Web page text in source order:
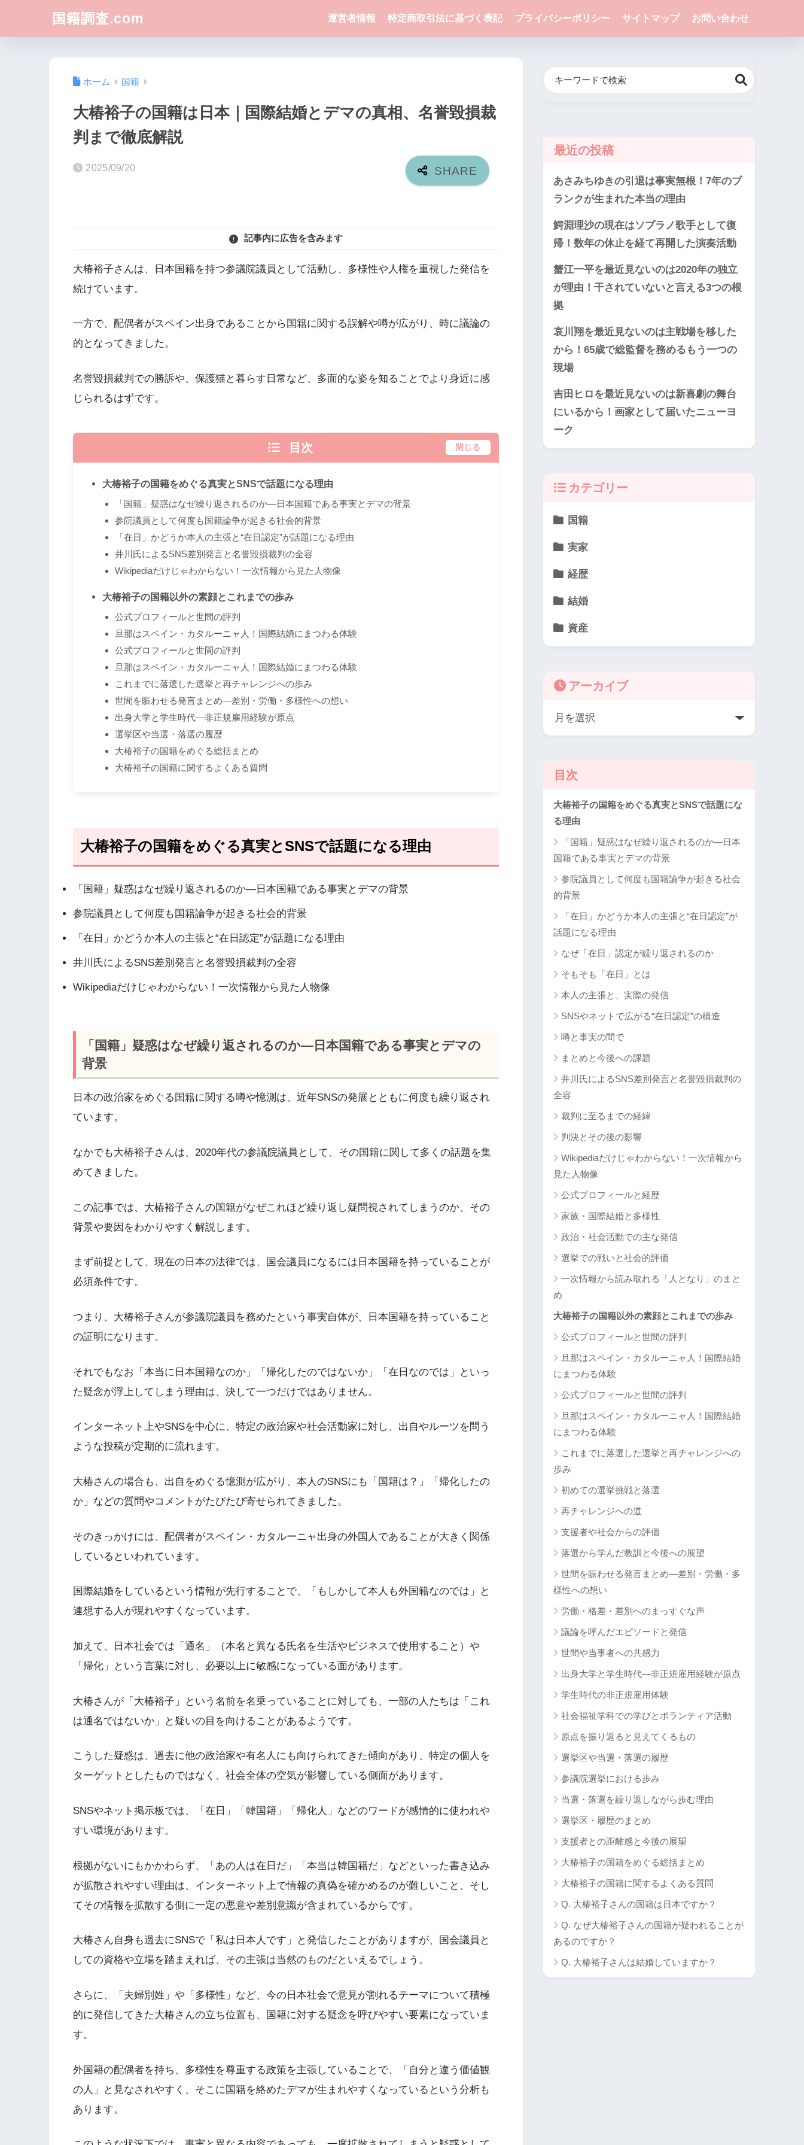
国籍調査.com 運営者情報 特定商取引法に基づく表記 プライバシーポリシー サイトマップ お問い合わせ
ホーム 国籍
大椿裕子の国籍は日本｜国際結婚とデマの真相、名誉毀損裁
判まで徹底解説
2025/09/20
記事内に広告を含みます
大椿裕子さんは、日本国籍を持つ参議院議員として活動し、多様性や人権を重視した発信を
続けています。
一方で、配偶者がスペイン出身であることから国籍に関する誤解や噂が広がり、時に議論の
的となってきました。
名誉毀損裁判での勝訴や、保護猫と暮らす日常など、多面的な姿を知ることでより身近に感
じられるはずです。
目次 閉じる
大椿裕子の国籍をめぐる真実とSNSで話題になる理由
「国籍」疑惑はなぜ繰り返されるのか―日本国籍である事実とデマの背景
参院議員として何度も国籍論争が起きる社会的背景
「在日」かどうか本人の主張と“在日認定”が話題になる理由
井川氏によるSNS差別発言と名誉毀損裁判の全容
Wikipediaだけじゃわからない！一次情報から見た人物像
大椿裕子の国籍以外の素顔とこれまでの歩み
公式プロフィールと世間の評判
旦那はスペイン・カタルーニャ人！国際結婚にまつわる体験
公式プロフィールと世間の評判
旦那はスペイン・カタルーニャ人！国際結婚にまつわる体験
これまでに落選した選挙と再チャレンジへの歩み
世間を賑わせる発言まとめ―差別・労働・多様性への想い
出身大学と学生時代―非正規雇用経験が原点
選挙区や当選・落選の履歴
大椿裕子の国籍をめぐる総括まとめ
大椿裕子の国籍に関するよくある質問
大椿裕子の国籍をめぐる真実とSNSで話題になる理由
「国籍」疑惑はなぜ繰り返されるのか―日本国籍である事実とデマの背景
参院議員として何度も国籍論争が起きる社会的背景
「在日」かどうか本人の主張と“在日認定”が話題になる理由
井川氏によるSNS差別発言と名誉毀損裁判の全容
Wikipediaだけじゃわからない！一次情報から見た人物像
「国籍」疑惑はなぜ繰り返されるのか―日本国籍である事実とデマの
背景
日本の政治家をめぐる国籍に関する噂や憶測は、近年SNSの発展とともに何度も繰り返され
ています。
なかでも大椿裕子さんは、2020年代の参議院議員として、その国籍に関して多くの話題を集
めてきました。
この記事では、大椿裕子さんの国籍がなぜこれほど繰り返し疑問視されてしまうのか、その
背景や要因をわかりやすく解説します。
まず前提として、現在の日本の法律では、国会議員になるには日本国籍を持っていることが
必須条件です。
つまり、大椿裕子さんが参議院議員を務めたという事実自体が、日本国籍を持っていること
の証明になります。
それでもなお「本当に日本国籍なのか」「帰化したのではないか」「在日なのでは」といっ
た疑念が浮上してしまう理由は、決して一つだけではありません。
インターネット上やSNSを中心に、特定の政治家や社会活動家に対し、出自やルーツを問う
ような投稿が定期的に流れます。
大椿さんの場合も、出自をめぐる憶測が広がり、本人のSNSにも「国籍は？」「帰化したの
か」などの質問やコメントがたびたび寄せられてきました。
そのきっかけには、配偶者がスペイン・カタルーニャ出身の外国人であることが大きく関係
しているといわれています。
国際結婚をしているという情報が先行することで、「もしかして本人も外国籍なのでは」と
連想する人が現れやすくなっています。
加えて、日本社会では「通名」（本名と異なる氏名を生活やビジネスで使用すること）や
「帰化」という言葉に対し、必要以上に敏感になっている面があります。
大椿さんが「大椿裕子」という名前を名乗っていることに対しても、一部の人たちは「これ
は通名ではないか」と疑いの目を向けることがあるようです。
こうした疑惑は、過去に他の政治家や有名人にも向けられてきた傾向があり、特定の個人を
ターゲットとしたものではなく、社会全体の空気が影響している側面があります。
SNSやネット掲示板では、「在日」「韓国籍」「帰化人」などのワードが感情的に使われや
すい環境があります。
根拠がないにもかかわらず、「あの人は在日だ」「本当は韓国籍だ」などといった書き込み
が拡散されやすい理由は、インターネット上で情報の真偽を確かめるのが難しいこと、そし
てその情報を拡散する側に一定の悪意や差別意識が含まれているからです。
大椿さん自身も過去にSNSで「私は日本人です」と発信したことがありますが、国会議員と
しての資格や立場を踏まえれば、その主張は当然のものだといえるでしょう。
さらに、「夫婦別姓」や「多様性」など、今の日本社会で意見が割れるテーマについて積極
的に発信してきた大椿さんの立ち位置も、国籍に対する疑念を呼びやすい要素になっていま
す。
外国籍の配偶者を持ち、多様性を尊重する政策を主張していることで、「自分と違う価値観
の人」と見なされやすく、そこに国籍を絡めたデマが生まれやすくなっているという分析も
あります。
最近の投稿
あさみちゆきの引退は事実無根！7年のブ
ランクが生まれた本当の理由
鰐淵理沙の現在はソプラノ歌手として復
帰！数年の休止を経て再開した演奏活動
蟹江一平を最近見ないのは2020年の独立
が理由！干されていないと言える3つの根
拠
哀川翔を最近見ないのは主戦場を移した
から！65歳で総監督を務めるもう一つの
現場
吉田ヒロを最近見ないのは新喜劇の舞台
にいるから！画家として届いたニューヨ
ーク
カテゴリー
国籍
実家
経歴
結婚
資産
アーカイブ
目次
大椿裕子の国籍をめぐる真実とSNSで話題にな
る理由
「国籍」疑惑はなぜ繰り返されるのか―日本
国籍である事実とデマの背景
参院議員として何度も国籍論争が起きる社会
的背景
「在日」かどうか本人の主張と“在日認定”が
話題になる理由
なぜ「在日」認定が繰り返されるのか
そもそも「在日」とは
本人の主張と、実際の発信
SNSやネットで広がる“在日認定”の構造
噂と事実の間で
まとめと今後への課題
井川氏によるSNS差別発言と名誉毀損裁判の
全容
裁判に至るまでの経緯
判決とその後の影響
Wikipediaだけじゃわからない！一次情報から
見た人物像
公式プロフィールと経歴
家族・国際結婚と多様性
政治・社会活動での主な発信
選挙での戦いと社会的評価
一次情報から読み取れる「人となり」のまと
め
大椿裕子の国籍以外の素顔とこれまでの歩み
公式プロフィールと世間の評判
旦那はスペイン・カタルーニャ人！国際結婚
にまつわる体験
公式プロフィールと世間の評判
旦那はスペイン・カタルーニャ人！国際結婚
にまつわる体験
これまでに落選した選挙と再チャレンジへの
歩み
初めての選挙挑戦と落選
再チャレンジへの道
支援者や社会からの評価
落選から学んだ教訓と今後への展望
世間を賑わせる発言まとめ―差別・労働・多
様性への想い
労働・格差・差別へのまっすぐな声
議論を呼んだエピソードと発信
世間や当事者への共感力
出身大学と学生時代―非正規雇用経験が原点
学生時代の非正規雇用体験
社会福祉学科での学びとボランティア活動
原点を振り返ると見えてくるもの
選挙区や当選・落選の履歴
参議院選挙における歩み
当選・落選を繰り返しながら歩む理由
選挙区・履歴のまとめ
支援者との距離感と今後の展望
大椿裕子の国籍をめぐる総括まとめ
大椿裕子の国籍に関するよくある質問
Q. 大椿裕子さんの国籍は日本ですか？
Q. なぜ大椿裕子さんの国籍が疑われることが
あるのですか？
Q. 大椿裕子さんは結婚していますか？